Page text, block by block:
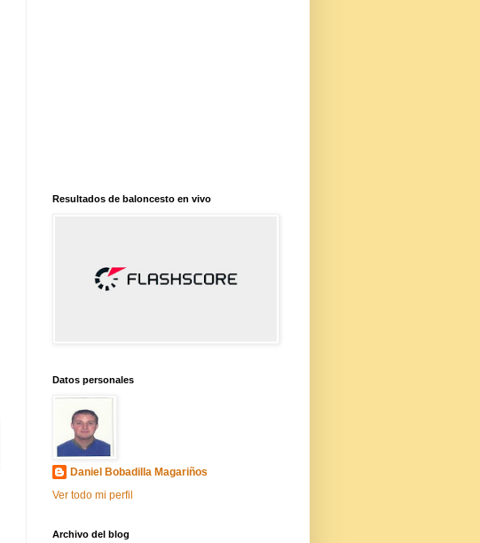
Resultados de baloncesto en vivo
Datos personales
Daniel Bobadilla Magariños
Ver todo mi perfil
Archivo del blog